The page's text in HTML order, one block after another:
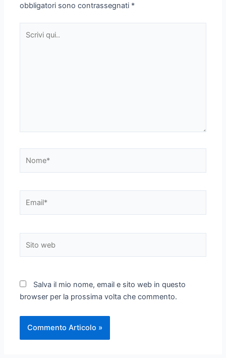
obbligatori sono contrassegnati *
qui..
web
Salva il mio nome, email e sito web in questo
browser per la prossima volta che commento.